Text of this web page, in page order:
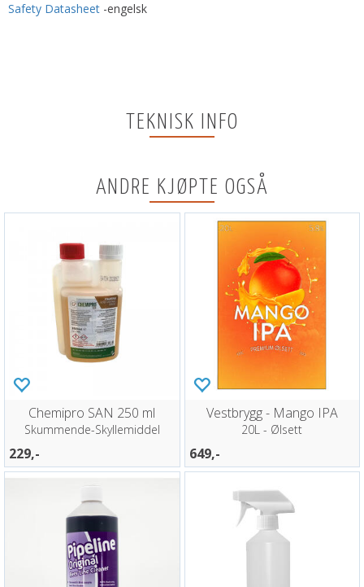
Safety Datasheet -engelsk
TEKNISK INFO
ANDRE KJØPTE OGSÅ
Chemipro SAN 250 ml
Skummende-Skyllemiddel
229,-
Vestbrygg - Mango IPA
20L - Ølsett
649,-